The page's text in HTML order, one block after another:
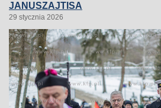
JANUSZAJTISA
29 stycznia 2026